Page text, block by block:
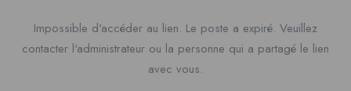
Impossible d'accéder au lien. Le poste a expiré. Veuillez
contacter l'administrateur ou la personne qui a partagé le lien
avec vous.